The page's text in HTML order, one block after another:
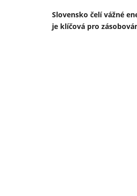
Slovensko čelí vážné
je klíčová pro
Ukrajinský prezident
podniku. Výroba je